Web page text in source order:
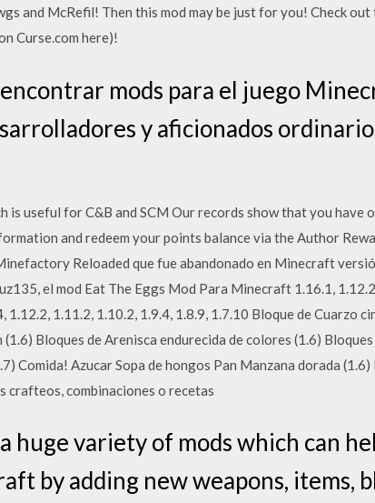
and McRefil! Then this mod may be just for you! Check
Curse.com here)!
mods para el juego
y aficionados
is useful for C&B and SCM Our records show that you
and redeem your points balance via the Author
Reloaded que fue abandonado en Minecraft
el mod Eat The Eggs Mod Para Minecraft 1.16.1,
1.11.2, 1.10.2, 1.9.4, 1.8.9, 1.7.10 Bloque de Cuarzo
Bloques de Arenisca endurecida de colores (1.6)
Comida! Azucar Sopa de hongos Pan Manzana dorada
crafteos, combinaciones o recetas
huge variety of mods which can
by adding new weapons, items,